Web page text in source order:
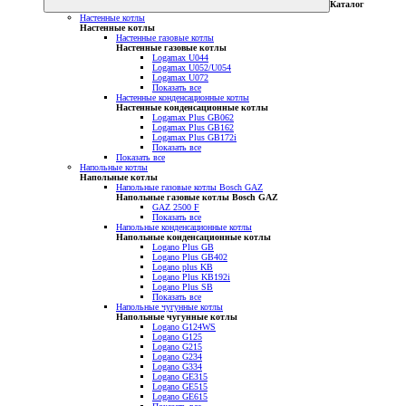
Каталог
Настенные котлы
Настенные котлы
Настенные газовые котлы
Настенные газовые котлы
Logamax U044
Logamax U052/U054
Logamax U072
Показать все
Настенные конденсационные котлы
Настенные конденсационные котлы
Logamax Plus GB062
Logamax Plus GB162
Logamax Plus GB172i
Показать все
Показать все
Напольные котлы
Напольные котлы
Напольные газовые котлы Bosch GAZ
Напольные газовые котлы Bosch GAZ
GAZ 2500 F
Показать все
Напольные конденсационные котлы
Напольные конденсационные котлы
Logano Plus GB
Logano Plus GB402
Logano plus KB
Logano Plus KB192i
Logano Plus SB
Показать все
Напольные чугунные котлы
Напольные чугунные котлы
Logano G124WS
Logano G125
Logano G215
Logano G234
Logano G334
Logano GE315
Logano GE515
Logano GE615